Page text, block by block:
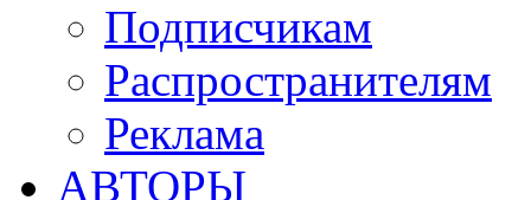
Подписчикам
Распространителям
Реклама
АВТОРЫ